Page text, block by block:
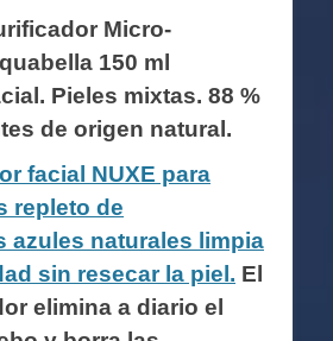
Micro-
150 ml
Pieles mixtas. 88 %
de origen natural.
facial NUXE para
repleto de
azules naturales limpia
sin resecar la piel. El
elimina a diario el